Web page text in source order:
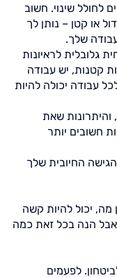
לחולל שינוי. חשוב
או קטן – נותן לך
שלך.
גלובלית לראיונות
קטנות, יש עבודה
עבודה יכולה להיות
שאת
חשובים יותר
החיובית שלך
מה, יכול להיות קשה
הנה בכל זאת כמה
לפעמים